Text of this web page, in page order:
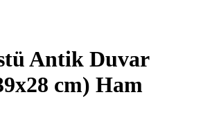
Antik Duvar
cm) Ham